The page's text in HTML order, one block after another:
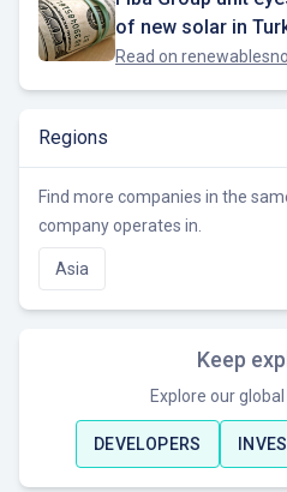
of new solar in
Read on
Regions
Find more companies in the
company operates in.
Asia
Keep
Explore our
DEVELOPERS